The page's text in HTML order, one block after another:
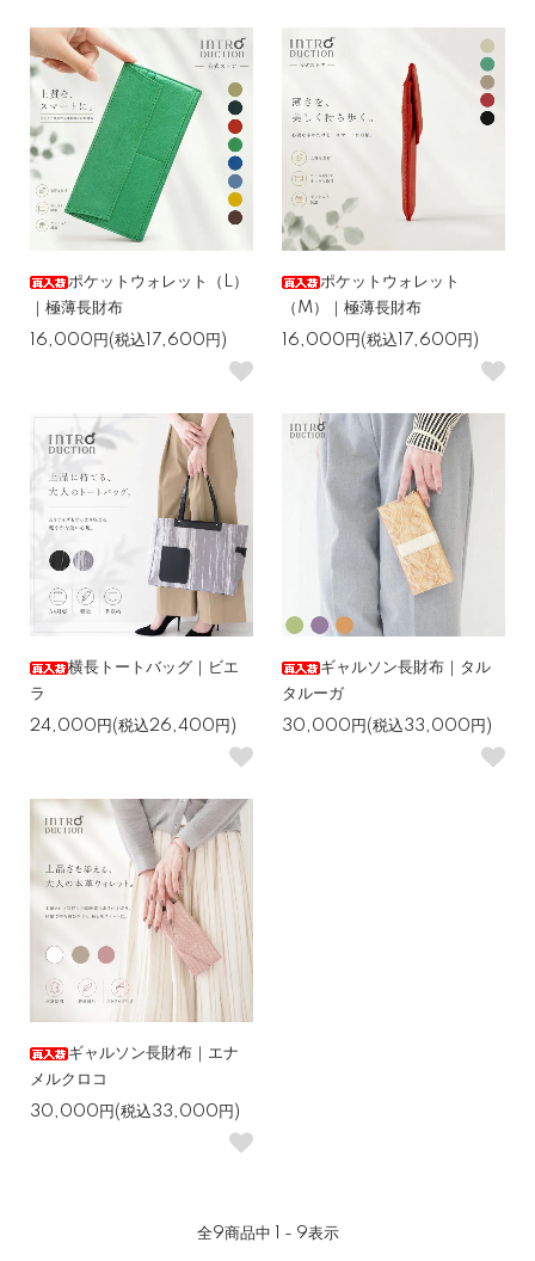
ポケットウォレット（L）
｜極薄長財布
16,000円(税込17,600円)
ポケットウォレット
（M）｜極薄長財布
16,000円(税込17,600円)
横長トートバッグ｜ビエ
ラ
24,000円(税込26,400円)
ギャルソン長財布｜タル
タルーガ
30,000円(税込33,000円)
ギャルソン長財布｜エナ
メルクロコ
30,000円(税込33,000円)
全9商品中 1 - 9表示